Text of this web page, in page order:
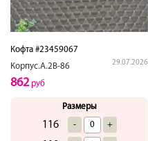
Кофта #23459067
Корпус.А.2В-86
29.07.2026
862руб
Размеры
116 - +